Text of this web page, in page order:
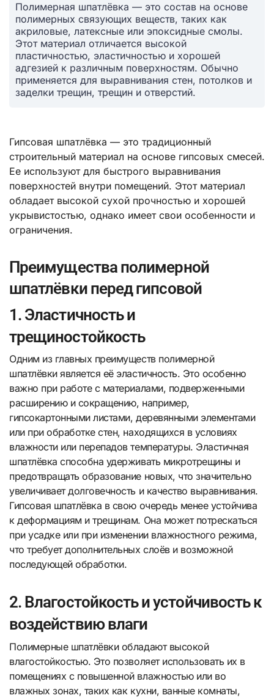
Полимерная шпатлёвка — это состав на основе
полимерных связующих веществ, таких как
акриловые, латексные или эпоксидные смолы.
Этот материал отличается высокой
пластичностью, эластичностью и хорошей
адгезией к различным поверхностям. Обычно
применяется для выравнивания стен, потолков и
заделки трещин, трещин и отверстий.
Гипсовая шпатлёвка — это традиционный
строительный материал на основе гипсовых смесей.
Ее используют для быстрого выравнивания
поверхностей внутри помещений. Этот материал
обладает высокой сухой прочностью и хорошей
укрывистостью, однако имеет свои особенности и
ограничения.
Преимущества полимерной
шпатлёвки перед гипсовой
1. Эластичность и
трещиностойкость
Одним из главных преимуществ полимерной
шпатлёвки является её эластичность. Это особенно
важно при работе с материалами, подверженными
расширению и сокращению, например,
гипсокартонными листами, деревянными элементами
или при обработке стен, находящихся в условиях
влажности или перепадов температуры. Эластичная
шпатлёвка способна удерживать микротрещины и
предотвращать образование новых, что значительно
увеличивает долговечность и качество выравнивания.
Гипсовая шпатлёвка в свою очередь менее устойчива
к деформациям и трещинам. Она может потрескаться
при усадке или при изменении влажностного режима,
что требует дополнительных слоёв и возможной
последующей обработки.
2. Влагостойкость и устойчивость к
воздействию влаги
Полимерные шпатлёвки обладают высокой
влагостойкостью. Это позволяет использовать их в
помещениях с повышенной влажностью или во
влажных зонах, таких как кухни, ванные комнаты,